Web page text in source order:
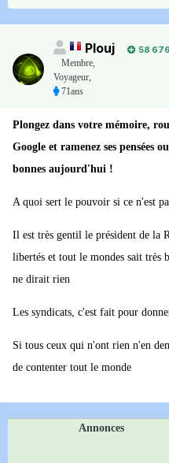
Plouj
58 676
Membre,
Voyageur,
71ans
Plongez dans votre mémoire,
Google et ramenez ses pensées
bonnes aujourd'hui !
A quoi sert le pouvoir si ce n'est
Il est très gentil le président de la
libertés et tout le mondes sait très
ne dirait rien
Les syndicats, c'est fait pour
Si tous ceux qui n'ont rien n'en
de contenter tout le monde
Annonces